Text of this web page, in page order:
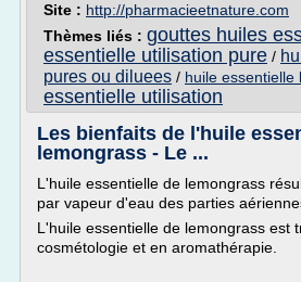
Site : http://pharmacieetnature.com
Thèmes liés : gouttes huiles
essentielle utilisation pure /
pures ou diluees / huile essentielle
essentielle utilisation
Les bienfaits de l'huile
lemongrass - Le ...
L'huile essentielle de lemongrass
par vapeur d'eau des parties
L'huile essentielle de lemongrass est
cosmétologie et en aromathérapie.